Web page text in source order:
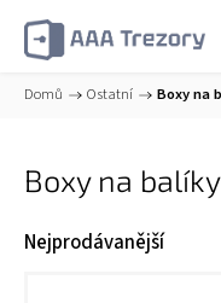
Domů / Ostatní / Boxy na
Boxy na balíky
Nejprodávanější